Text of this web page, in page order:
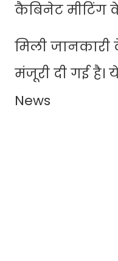
कैबिनेट मीटिंग
मिली
मंजूरी दी गई है।
News